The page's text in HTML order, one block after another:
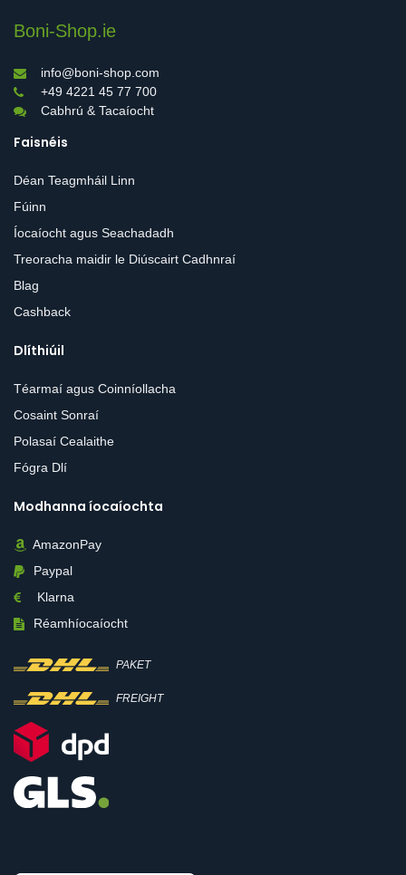
Boni-Shop.ie
info@boni-shop.com
+49 4221 45 77 700
Cabhrú & Tacaíocht
Faisnéis
Déan Teagmháil Linn
Fúinn
Íocaíocht agus Seachadadh
Treoracha maidir le Diúscairt Cadhnraí
Blag
Cashback
Dlíthiúil
Téarmaí agus Coinníollacha
Cosaint Sonraí
Polasaí Cealaithe
Fógra Dlí
Modhanna íocaíochta
AmazonPay
Paypal
Klarna
Réamhíocaíocht
PAKET
FREIGHT